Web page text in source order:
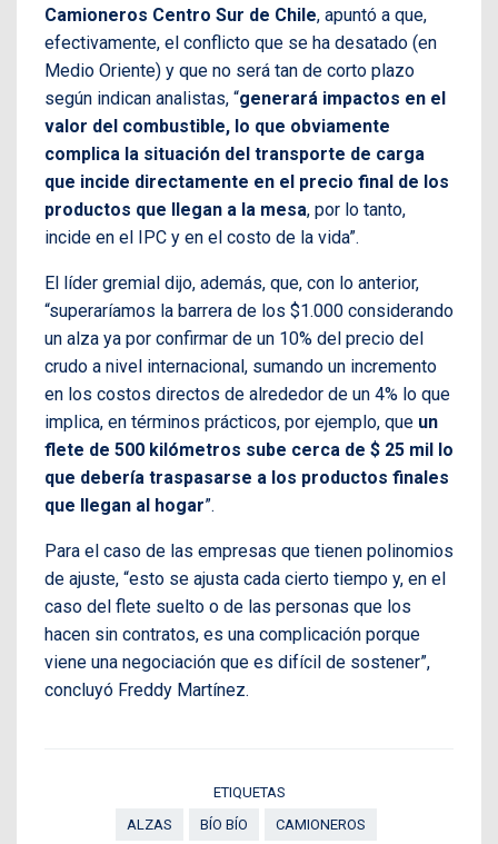
Camioneros Centro Sur de Chile, apuntó a que,
efectivamente, el conflicto que se ha desatado (en
Medio Oriente) y que no será tan de corto plazo
según indican analistas, “generará impactos en el
valor del combustible, lo que obviamente
complica la situación del transporte de carga
que incide directamente en el precio final de los
productos que llegan a la mesa, por lo tanto,
incide en el IPC y en el costo de la vida”.
El líder gremial dijo, además, que, con lo anterior,
“superaríamos la barrera de los $1.000 considerando
un alza ya por confirmar de un 10% del precio del
crudo a nivel internacional, sumando un incremento
en los costos directos de alrededor de un 4% lo que
implica, en términos prácticos, por ejemplo, que un
flete de 500 kilómetros sube cerca de $ 25 mil lo
que debería traspasarse a los productos finales
que llegan al hogar”.
Para el caso de las empresas que tienen polinomios
de ajuste, “esto se ajusta cada cierto tiempo y, en el
caso del flete suelto o de las personas que los
hacen sin contratos, es una complicación porque
viene una negociación que es difícil de sostener”,
concluyó Freddy Martínez.
ETIQUETAS
ALZAS
BÍO BÍO CAMIONEROS